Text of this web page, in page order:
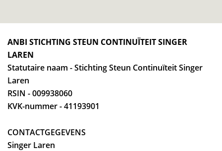
ANBI STICHTING STEUN CONTINUÏTEIT SINGER
LAREN
Statutaire naam - Stichting Steun Continuïteit Singer
Laren
RSIN - 009938060
KVK-nummer - 41193901
CONTACTGEGEVENS
Singer Laren